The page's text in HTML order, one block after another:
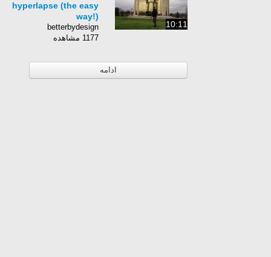
10:11
hyperlapse (the easy
way!)
betterbydesign
1177 مشاهده
ادامه